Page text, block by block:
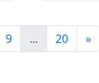
9 ... 20 »